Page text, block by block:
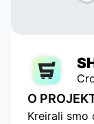
O
Kreirali smo